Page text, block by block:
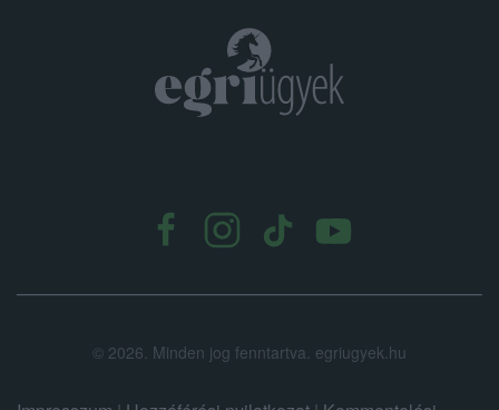
© 2026. Minden jog fenntartva. egriugyek.hu